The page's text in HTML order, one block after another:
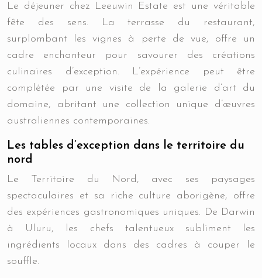
Le déjeuner chez Leeuwin Estate est une véritable
fête des sens. La terrasse du restaurant,
surplombant les vignes à perte de vue, offre un
cadre enchanteur pour savourer des créations
culinaires d’exception. L’expérience peut être
complétée par une visite de la galerie d’art du
domaine, abritant une collection unique d’œuvres
australiennes contemporaines.
Les tables d’exception dans le territoire du
nord
Le Territoire du Nord, avec ses paysages
spectaculaires et sa riche culture aborigène, offre
des expériences gastronomiques uniques. De Darwin
à Uluru, les chefs talentueux subliment les
ingrédients locaux dans des cadres à couper le
souffle.